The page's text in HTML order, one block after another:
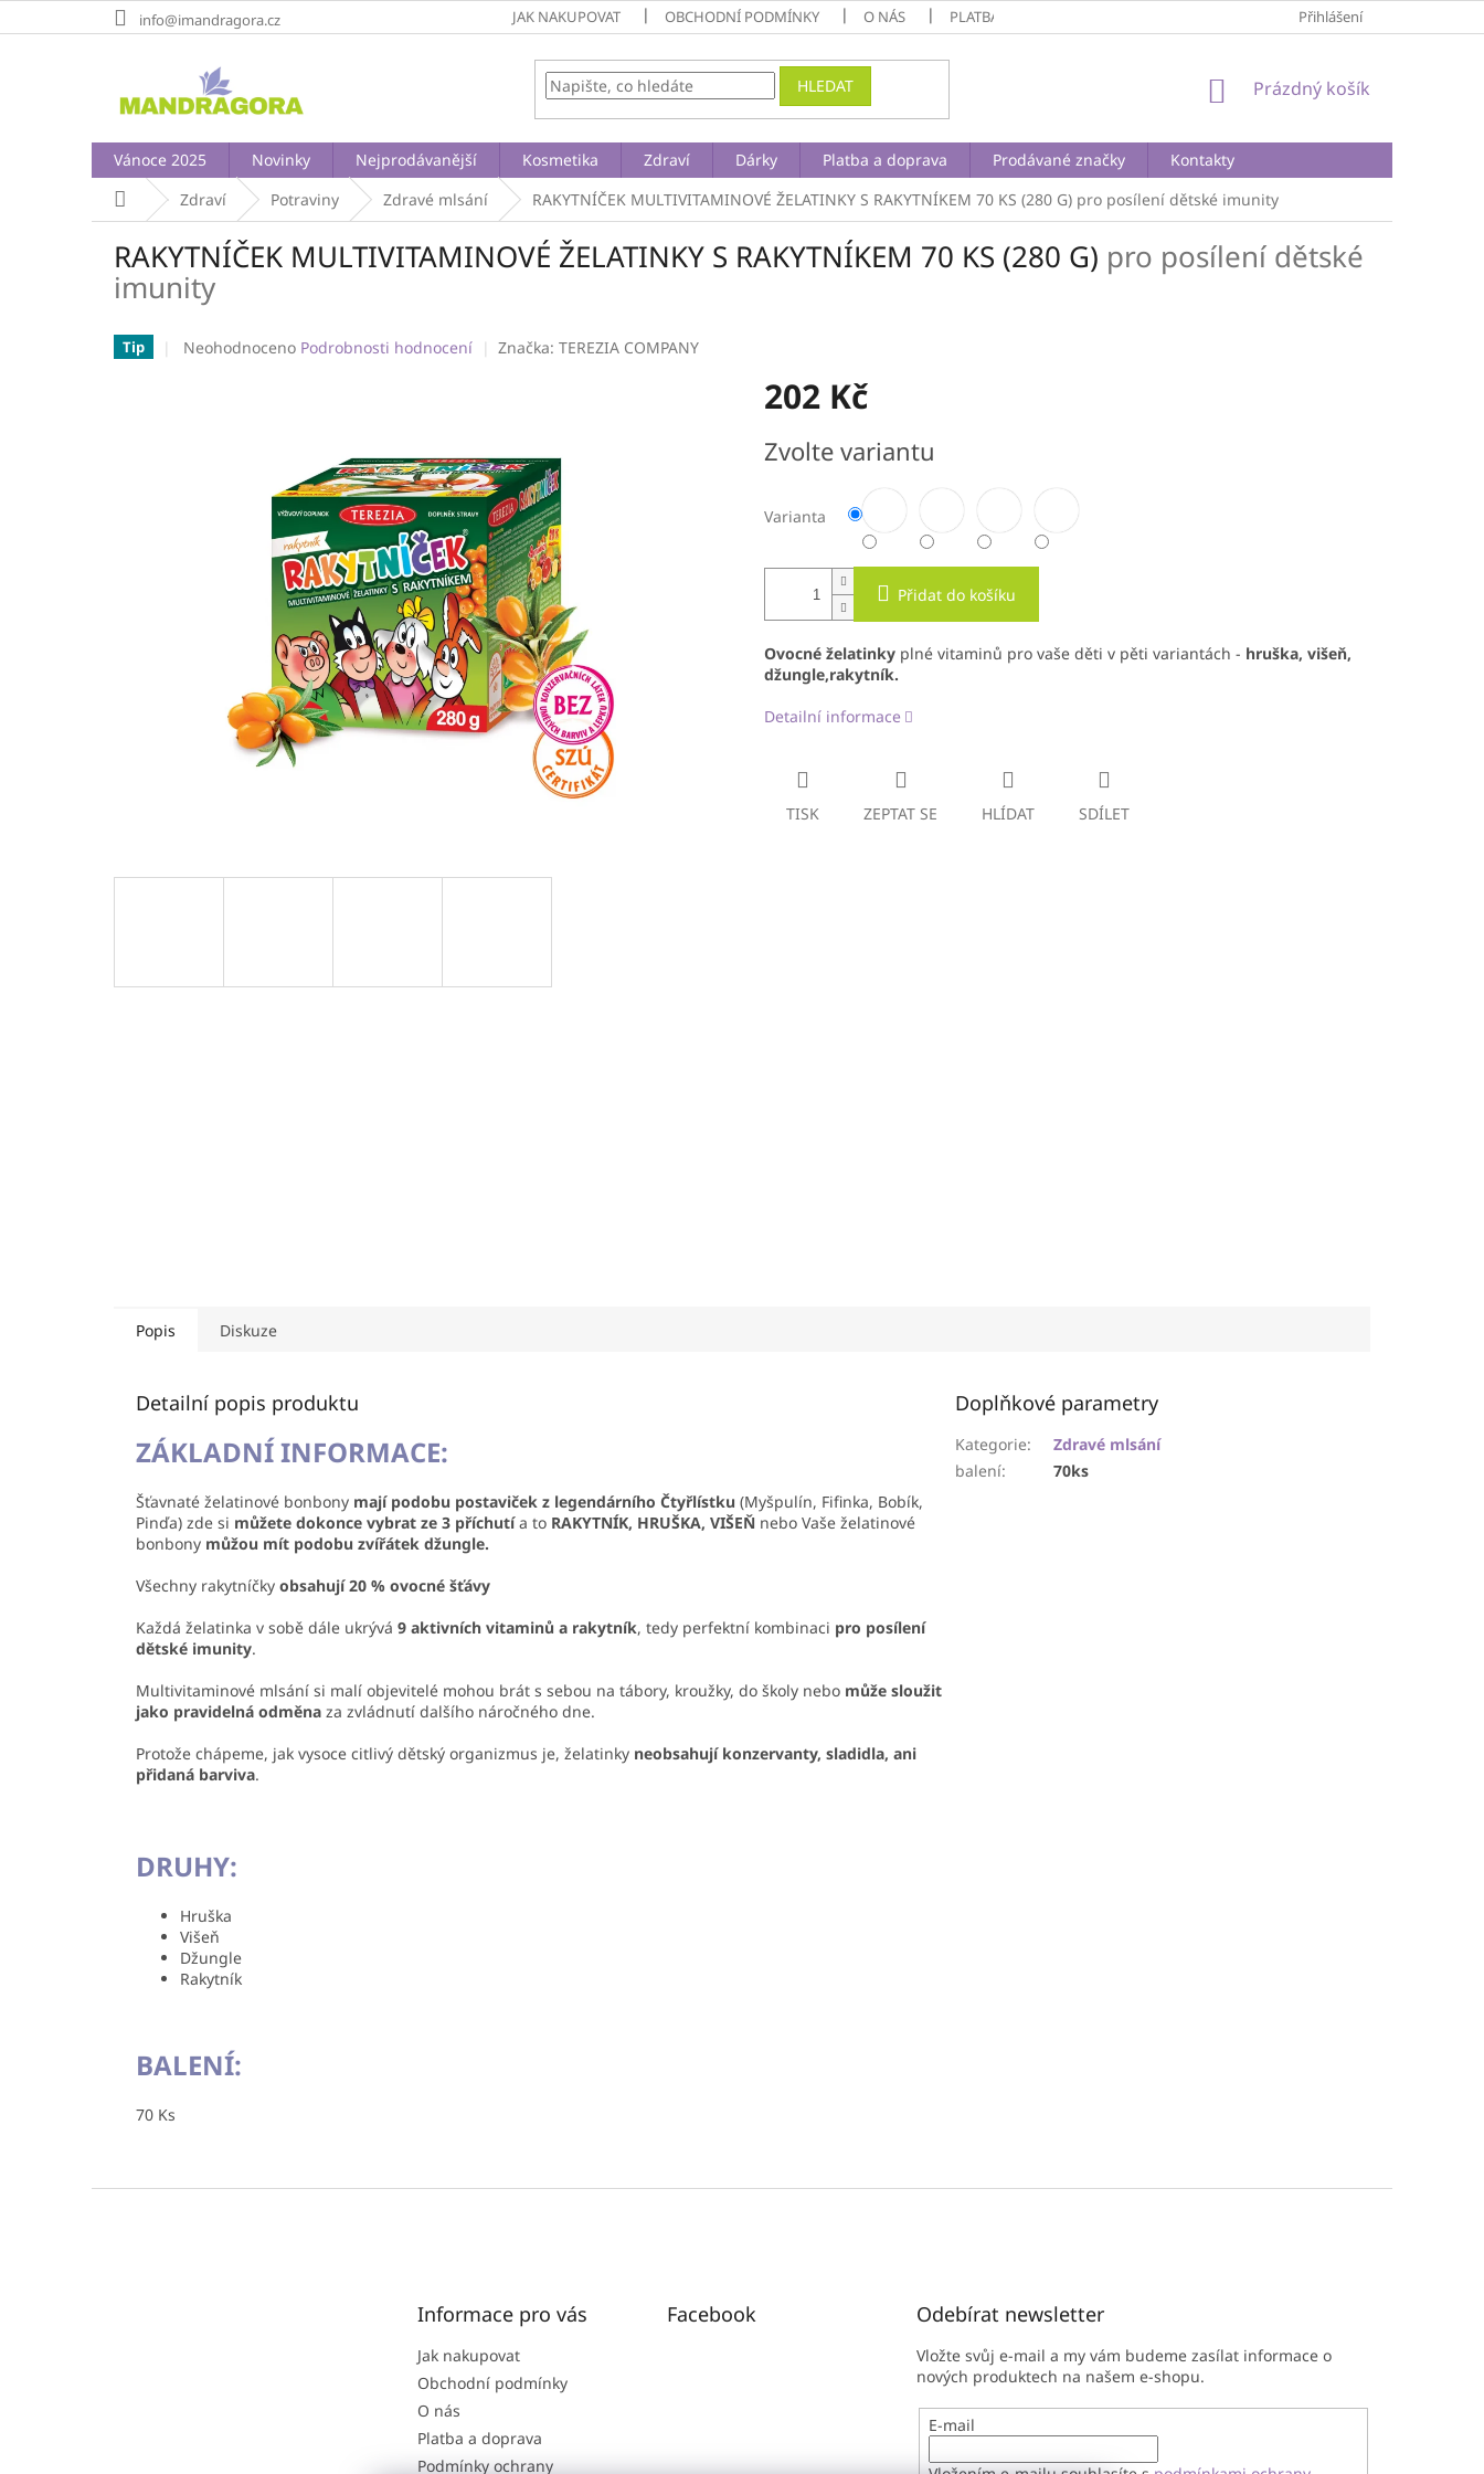
na
info@imandragora.cz JAK NAKUPOVAT OBCHODNÍ PODMÍNKY O NÁS PLATBA A DOPRAVA PODMÍNKY OCHRANY OSOBNÍCH ÚDAJŮ
Přihlášení
HLEDAT
NÁKUPNÍ
Prázdný košík
Vánoce 2025 Novinky Nejprodávanější Kosmetika Zdraví Dárky Platba a doprava Prodávané značky
Kontakty
Domů Zdraví Potraviny Zdravé mlsání RAKYTNÍČEK MULTIVITAMINOVÉ ŽELATINKY S RAKYTNÍKEM 70 KS (280 G) pro posílení dětské imunity
RAKYTNÍČEK MULTIVITAMINOVÉ ŽELATINKY S RAKYTNÍKEM 70 KS (280 G) pro posílení dětské
imunity
Tip
Průměrné
Neohodnoceno Podrobnosti hodnocení Značka: TEREZIA COMPANY
202 Kč
cena:
Zvolte variantu
Varianta
Přidat do košíku
Ovocné želatinky plné vitaminů pro vaše děti v pěti variantách - hruška, višeň,
džungle,rakytník.
Detailní informace
TISK ZEPTAT SE HLÍDAT SDÍLET
Popis Diskuze
Detailní popis produktu
ZÁKLADNÍ INFORMACE:
Šťavnaté želatinové bonbony mají podobu postaviček z legendárního Čtyřlístku (Myšpulín, Fifinka, Bobík,
Pinďa) zde si můžete dokonce vybrat ze 3 příchutía to RAKYTNÍK, HRUŠKA, VIŠEŇ nebo Vaše želatinové
bonbony můžou mít podobu zvířátek džungle.
Všechny rakytníčky obsahují 20 % ovocné šťávy
Každá želatinka v sobě dále ukrývá 9 aktivních vitaminů a rakytník, tedy perfektní kombinaci pro posílení
dětské imunity.
Multivitaminové mlsání si malí objevitelé mohou brát s sebou na tábory, kroužky, do školy nebo může sloužit
jako pravidelná odměna za zvládnutí dalšího náročného dne.
Protože chápeme, jak vysoce citlivý dětský organizmus je, želatinky neobsahují konzervanty, sladidla, ani
přidaná barviva.
DRUHY:
Hruška
Višeň
Džungle
Rakytník
BALENÍ:
70 Ks
Doplňkové parametry
Kategorie:
Zdravé mlsání
balení: 70ks
Informace pro vás
Jak nakupovat
Obchodní podmínky
O nás
Platba a doprava
Podmínky ochrany
Facebook Odebírat newsletter
Vložte svůj e-mail a my vám budeme zasílat informace o
nových produktech na našem e-shopu.
E-mail